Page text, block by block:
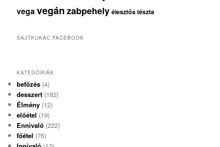
vega vegánzabpehely élesztős tészta
SAJTKUKAC FACEBOOK
KATEGÓRIÁK
befőzés (4)
desszert (182)
Élmény (12)
előétel (19)
Ennivaló (222)
főétel (76)